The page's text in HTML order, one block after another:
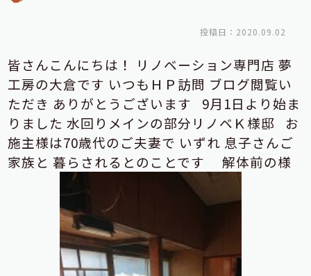
投稿日：2020.09.02
皆さんこんにちは！ リノベーション専門店 夢
工房の大倉です いつもＨＰ訪問 ブログ閲覧い
ただき ありがとうございます
9月1日より始ま
りました 水回りメインの部分リノベＫ様邸
お
施主様は70歳代のご夫妻で いずれ 息子さんご
家族と 暮らされるとのことです 解体前の様